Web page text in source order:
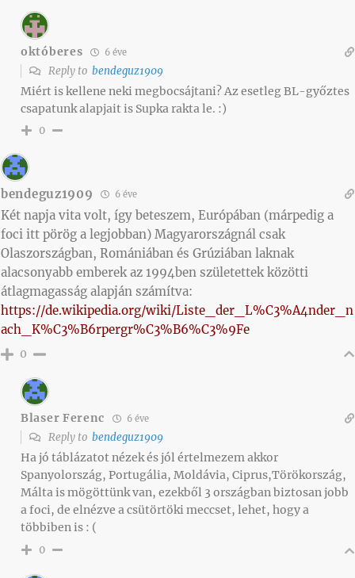
októberes 6 éve
Reply to bendeguz1909
Miért is kellene neki megbocsájtani? Az esetleg BL-győztes
csapatunk alapjait is Supka rakta le. :)
0
bendeguz1909 6 éve
Két napja vita volt, így beteszem, Európában (márpedig a
foci itt pörög a legjobban) Magyarországnál csak
Olaszországban, Romániában és Grúziában laknak
alacsonyabb emberek az 1994ben születettek közötti
átlagmagasság alapján számítva:
https://de.wikipedia.org/wiki/Liste_der_L%C3%A4nder_n
ach_K%C3%B6rpergr%C3%B6%C3%9Fe
0
Blaser Ferenc 6 éve
Reply to bendeguz1909
Ha jó táblázatot nézek és jól értelmezem akkor
Spanyolország, Portugália, Moldávia, Ciprus,Törökország,
Málta is mögöttünk van, ezekből 3 országban biztosan jobb
a foci, de elnézve a csütörtöki meccset, lehet, hogy a
többiben is : (
0